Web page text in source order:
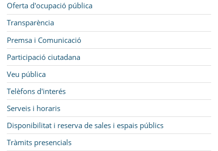
Oferta d'ocupació pública
Transparència
Premsa i Comunicació
Participació ciutadana
Veu pública
Telèfons d'interés
Serveis i horaris
Disponibilitat i reserva de sales i espais públics
Tràmits presencials